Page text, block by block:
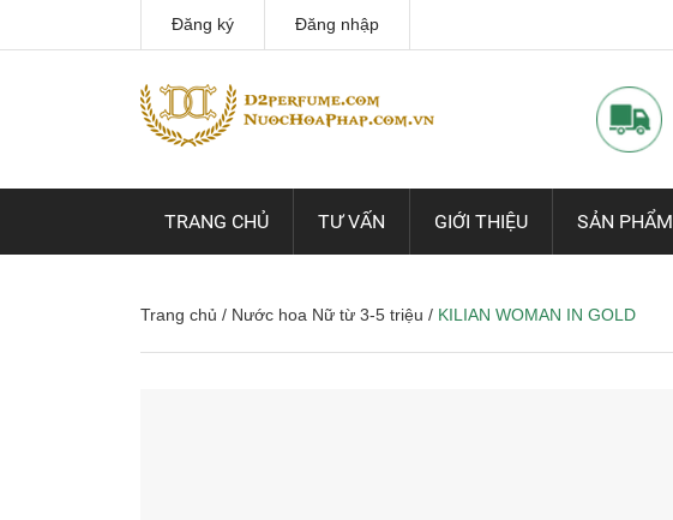
Đăng ký Đăng nhập
TRANG CHỦ TƯ VẤN GIỚI THIỆU SẢN PHẨM
Trang chủ / Nước hoa Nữ từ 3-5 triệu / KILIAN WOMAN IN GOLD